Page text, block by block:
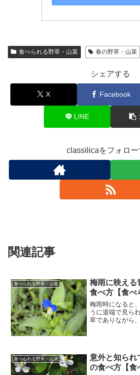
食べられる野草・山菜 春の野草・山菜
シェアする
X Facebook
LINE
classilicaをフォロー
関連記事
食べられる野草・山菜
梅雨に映える
食べ方【食べ
梅雨時になると
うに道端で見ら
草でありながら
基本情報 ツユク
食べられる野草・山菜
意外と知られ
の食べ方【食